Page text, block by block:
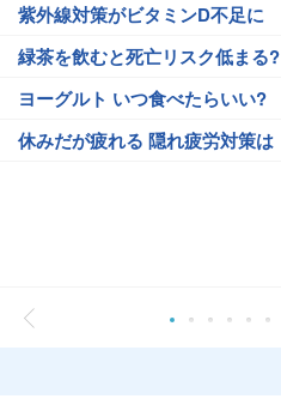
紫外線対策がビタミンD不足に
緑茶を飲むと死亡リスク低まる?
ヨーグルト いつ食べたらいい?
休みだが疲れる 隠れ疲労対策は